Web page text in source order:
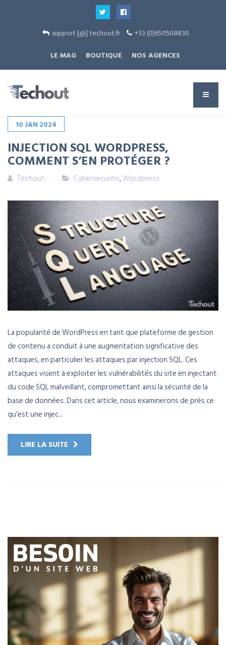
support [@] techout.fr
+33 (0)650508830
LE MAG
BOUTIQUE NOS AGENCES
10 JAN 2024
INJECTION SQL WORDPRESS,
COMMENT S’EN PROTÉGER ?
Techout Cybersecurite,Wordpress
La popularité de WordPress en tant que plateforme de gestion
de contenu a conduit à une augmentation significative des
attaques, en particulier les attaques par injection SQL. Ces
attaques visent à exploiter les vulnérabilités du site en injectant
du code SQL malveillant, compromettant ainsi la sécurité de la
base de données. Dans cet article, nous examinerons de près ce
qu'est une injec...
LIRE LA SUITE